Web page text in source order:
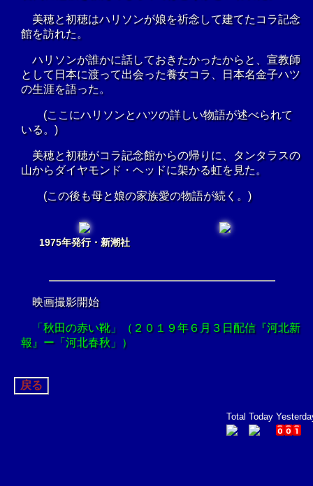
美穂と初穂はハリソンが娘を祈念して建てたコラ記念
館を訪れた。
ハリソンが誰かに話しておきたかったからと、宣教師
として日本に渡って出会った養女コラ、日本名金子ハツ
の生涯を語った。
(ここにハリソンとハツの詳しい物語が述べられて
いる。)
美穂と初穂がコラ記念館からの帰りに、タンタラスの
山からダイヤモンド・ヘッドに架かる虹を見た。
(この後も母と娘の家族愛の物語が続く。)
1975年発行・新潮社
映画撮影開始
「秋田の赤い靴」（２０１９年６月３日配信『河北新
報』ー「河北春秋」）
戻る
Total Today